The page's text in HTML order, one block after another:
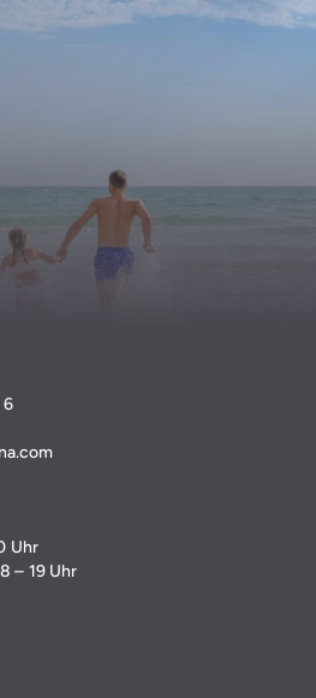
6
Uhr
– 19 Uhr